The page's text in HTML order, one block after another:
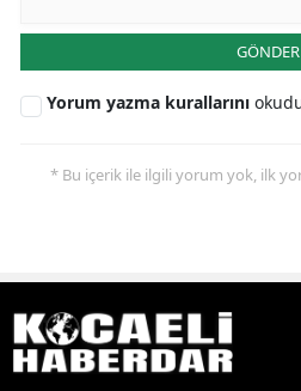
GÖNDER
Yorum yazma kurallarını
* Bu içerik ile ilgili yorum yok, ilk